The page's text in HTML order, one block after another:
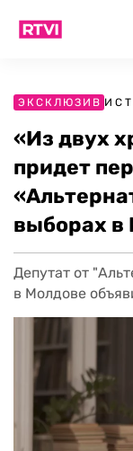
ЭКСКЛЮЗИВ
«Из двух
придет
выборах в
Депутат от
в Молдове